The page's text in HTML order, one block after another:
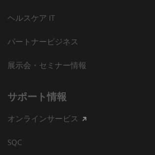
ヘルスケア IT
パートナービジネス
展示会・セミナー情報
サポート情報
オンラインサービス
SQC